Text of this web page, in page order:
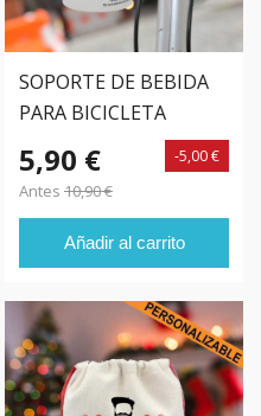
SOPORTE DE BEBIDA
PARA BICICLETA
5,90 €
Antes 10,90 €
-5,00 €
Añadir al carrito